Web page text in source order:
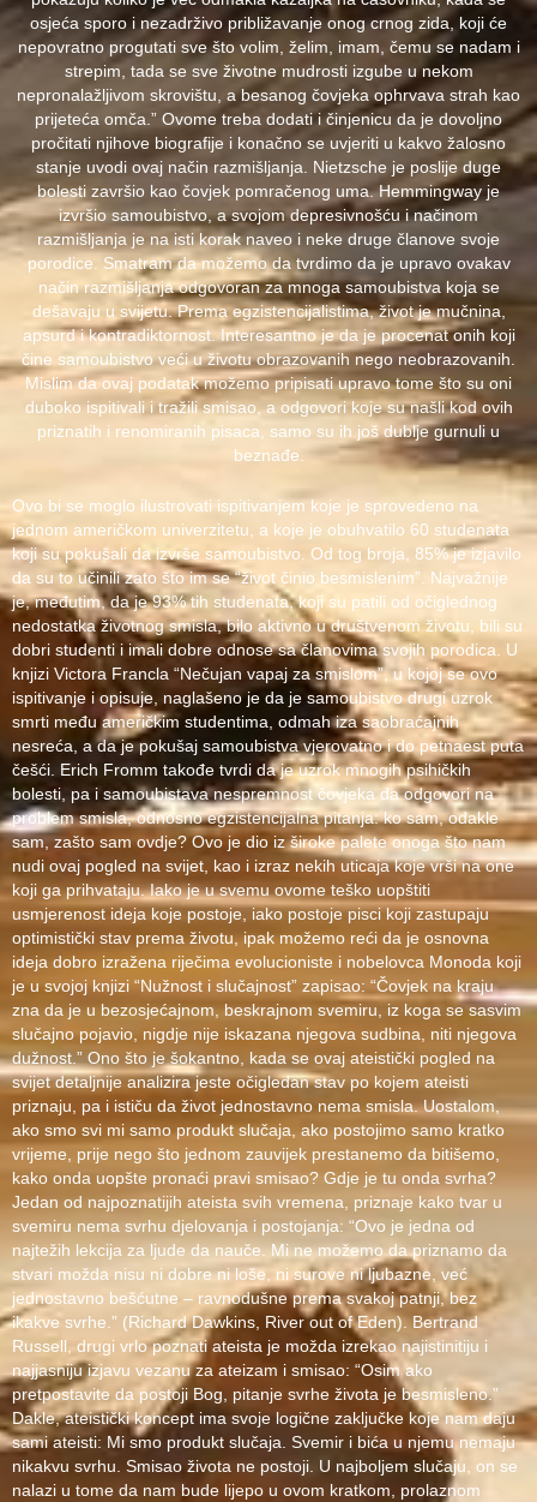
osjeća sporo i nezadrživo približavanje onog crnog zida, koji će
nepovratno progutati sve što volim, želim, imam, čemu se nadam i
strepim, tada se sve životne mudrosti izgube u nekom
nepronalažljivom skrovištu, a besanog čovjeka ophrvava strah kao
prijeteća omča.” Ovome treba dodati i činjenicu da je dovoljno
pročitati njihove biografije i konačno se uvjeriti u kakvo žalosno
stanje uvodi ovaj način razmišljanja. Nietzsche je poslije duge
bolesti završio kao čovjek pomračenog uma. Hemmingway je
izvršio samoubistvo, a svojom depresivnošću i načinom
razmišljanja je na isti korak naveo i neke druge članove svoje
porodice. Smatram da možemo da tvrdimo da je upravo ovakav
način razmišljanja odgovoran za mnoga samoubistva koja se
dešavaju u svijetu. Prema egzistencijalistima, život je mučnina,
apsurd i kontradiktornost. Interesantno je da je procenat onih koji
čine samoubistvo veći u životu obrazovanih nego neobrazovanih.
Mislim da ovaj podatak možemo pripisati upravo tome što su oni
duboko ispitivali i tražili smisao, a odgovori koje su našli kod ovih
priznatih i renomiranih pisaca, samo su ih još dublje gurnuli u
beznađe.
Ovo bi se moglo ilustrovati ispitivanjem koje je sprovedeno na
jednom američkom univerzitetu, a koje je obuhvatilo 60 studenata
koji su pokušali da izvrše samoubistvo. Od tog broja, 85% je izjavilo
da su to učinili zato što im se “život činio besmislenim”. Najvažnije
je, međutim, da je 93% tih studenata, koji su patili od očiglednog
nedostatka životnog smisla, bilo aktivno u društvenom životu, bili su
dobri studenti i imali dobre odnose sa članovima svojih porodica. U
knjizi Victora Francla “Nečujan vapaj za smislom”, u kojoj se ovo
ispitivanje i opisuje, naglašeno je da je samoubistvo drugi uzrok
smrti među američkim studentima, odmah iza saobraćajnih
nesreća, a da je pokušaj samoubistva vjerovatno i do petnaest puta
češći. Erich Fromm takođe tvrdi da je uzrok mnogih psihičkih
bolesti, pa i samoubistava nespremnost čovjeka da odgovori na
problem smisla, odnosno egzistencijalna pitanja: ko sam, odakle
sam, zašto sam ovdje? Ovo je dio iz široke palete onoga što nam
nudi ovaj pogled na svijet, kao i izraz nekih uticaja koje vrši na one
koji ga prihvataju. Iako je u svemu ovome teško uopštiti
usmjerenost ideja koje postoje, iako postoje pisci koji zastupaju
optimistički stav prema životu, ipak možemo reći da je osnovna
ideja dobro izražena riječima evolucioniste i nobelovca Monoda koji
je u svojoj knjizi “Nužnost i slučajnost” zapisao: “Čovjek na kraju
zna da je u bezosjećajnom, beskrajnom svemiru, iz koga se sasvim
slučajno pojavio, nigdje nije iskazana njegova sudbina, niti njegova
dužnost.” Ono što je šokantno, kada se ovaj ateistički pogled na
svijet detaljnije analizira jeste očigledan stav po kojem ateisti
priznaju, pa i ističu da život jednostavno nema smisla. Uostalom,
ako smo svi mi samo produkt slučaja, ako postojimo samo kratko
vrijeme, prije nego što jednom zauvijek prestanemo da bitišemo,
kako onda uopšte pronaći pravi smisao? Gdje je tu onda svrha?
Jedan od najpoznatijih ateista svih vremena, priznaje kako tvar u
svemiru nema svrhu djelovanja i postojanja: “Ovo je jedna od
najtežih lekcija za ljude da nauče. Mi ne možemo da priznamo da
stvari možda nisu ni dobre ni loše, ni surove ni ljubazne, već
jednostavno bešćutne – ravnodušne prema svakoj patnji, bez
ikakve svrhe.” (Richard Dawkins, River out of Eden). Bertrand
Russell, drugi vrlo poznati ateista je možda izrekao najistinitiju i
najjasniju izjavu vezanu za ateizam i smisao: “Osim ako
pretpostavite da postoji Bog, pitanje svrhe života je besmisleno.”
Dakle, ateistički koncept ima svoje logične zaključke koje nam daju
sami ateisti: Mi smo produkt slučaja. Svemir i bića u njemu nemaju
nikakvu svrhu. Smisao života ne postoji. U najboljem slučaju, on se
nalazi u tome da nam bude lijepo u ovom kratkom, prolaznom